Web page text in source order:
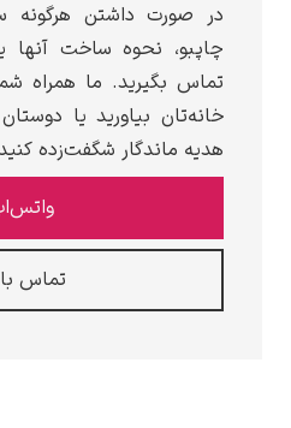
صورت داشتن هرگونه سوال
نحوه ساخت آنها یا ثبت
بگیرید. ما همراه شما هستیم
بیاورید یا دوستان و
ماندگار شگفت‌زده کنید.
تماس با ما